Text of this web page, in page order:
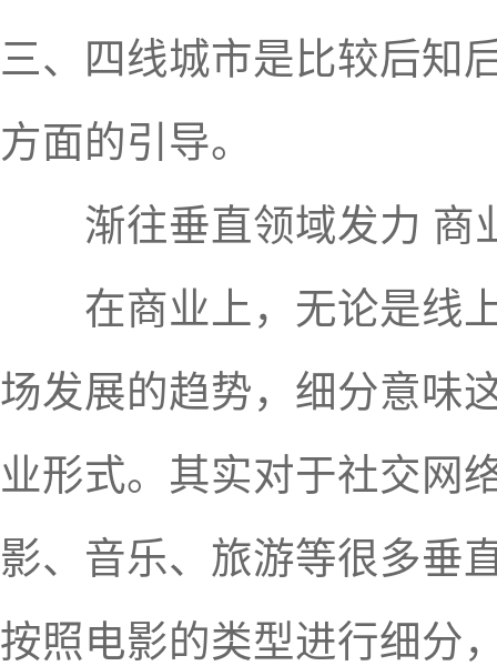
三、四线城市是比较后知
方面的引导。
渐往垂直领域发力 商
在商业上，无论是线上
场发展的趋势，细分意味
业形式。其实对于社交网
影、音乐、旅游等很多垂
按照电影的类型进行细分